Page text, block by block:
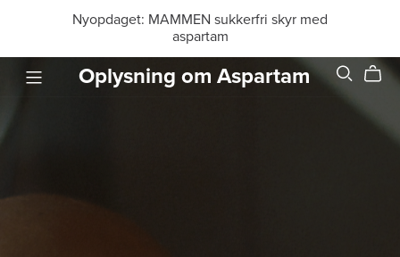
Nyopdaget: MAMMEN sukkerfri skyr med
aspartam
Oplysning om Aspartam